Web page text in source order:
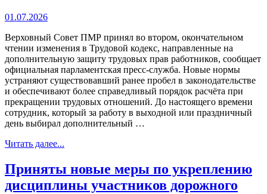
01.07.2026
Верховный Совет ПМР принял во втором, окончательном
чтении изменения в Трудовой кодекс, направленные на
дополнительную защиту трудовых прав работников, сообщает
официальная парламентская пресс-служба. Новые нормы
устраняют существовавший ранее пробел в законодательстве
и обеспечивают более справедливый порядок расчёта при
прекращении трудовых отношений. До настоящего времени
сотрудник, который за работу в выходной или праздничный
день выбирал дополнительный …
Читать далее...
Приняты новые меры по укреплению
дисциплины участников дорожного